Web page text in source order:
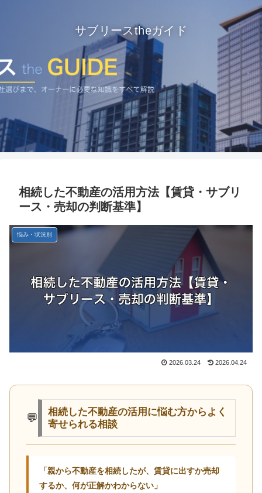
サブリースtheガイド
相続した不動産の活用方法【賃貸・サブリ
ース・売却の判断基準】
悩み・状況別
2026.03.24 2026.04.24
💬
相続した不動産の活用に悩む方からよく
寄せられる相談
「親から不動産を相続したが、賃貸に出すか売却
するか、何が正解かわからない」